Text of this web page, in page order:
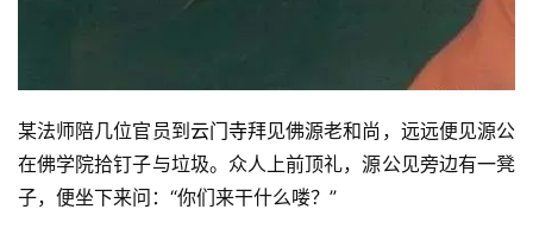
某法师陪几位官员到 云门寺拜见佛源老和尚，远远便见源公
在佛学院拾钉子与垃圾。众人上前顶礼，源公见旁边有一凳
子，便坐下来问：“你们来干什么喽？”